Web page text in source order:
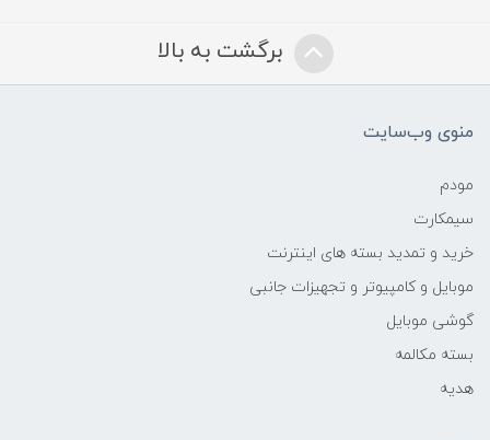
برگشت به بالا
منوی وب‌سایت
مودم
سیمکارت
خرید و تمدید بسته های اینترنت
موبایل و کامپیوتر و تجهیزات جانبی
گوشی موبایل
بسته مکالمه
هدیه